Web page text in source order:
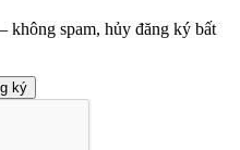
không spam, hủy đăng ký bất
ký